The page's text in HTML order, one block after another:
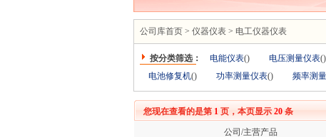
公司库首页 > 仪器仪表 > 电工仪器仪表
按分类筛选： 电能仪表() 电压测量仪表()
电池修复机() 功率测量仪表() 频率测
您现在查看的是第 1 页，本页显示 20 条
公司/主营产品